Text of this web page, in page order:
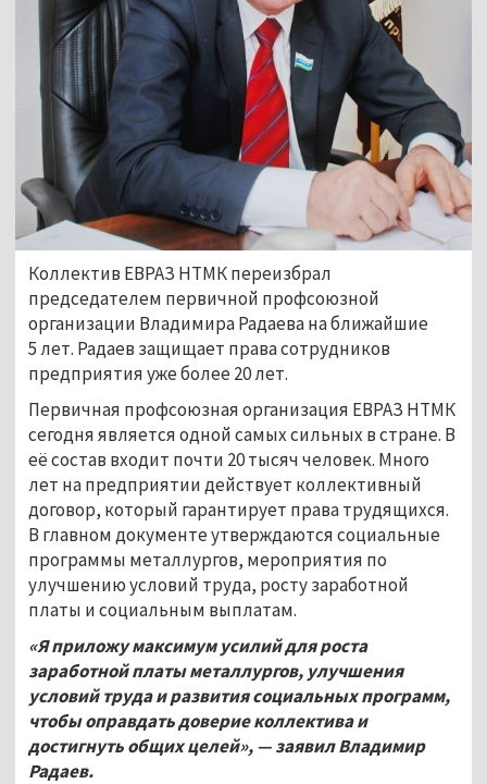
Коллектив ЕВРАЗ НТМК переизбрал
председателем первичной профсоюзной
организации Владимира Радаева на ближайшие
5 лет. Радаев защищает права сотрудников
предприятия уже более 20 лет.
Первичная профсоюзная организация ЕВРАЗ НТМК
сегодня является одной самых сильных в стране. В
её состав входит почти 20 тысяч человек. Много
лет на предприятии действует коллективный
договор, который гарантирует права трудящихся.
В главном документе утверждаются социальные
программы металлургов, мероприятия по
улучшению условий труда, росту заработной
платы и социальным выплатам.
«Я приложу максимум усилий для роста
заработной платы металлургов, улучшения
условий труда и развития социальных программ,
чтобы оправдать доверие коллектива и
достигнуть общих целей»,—заявил Владимир
Радаев.